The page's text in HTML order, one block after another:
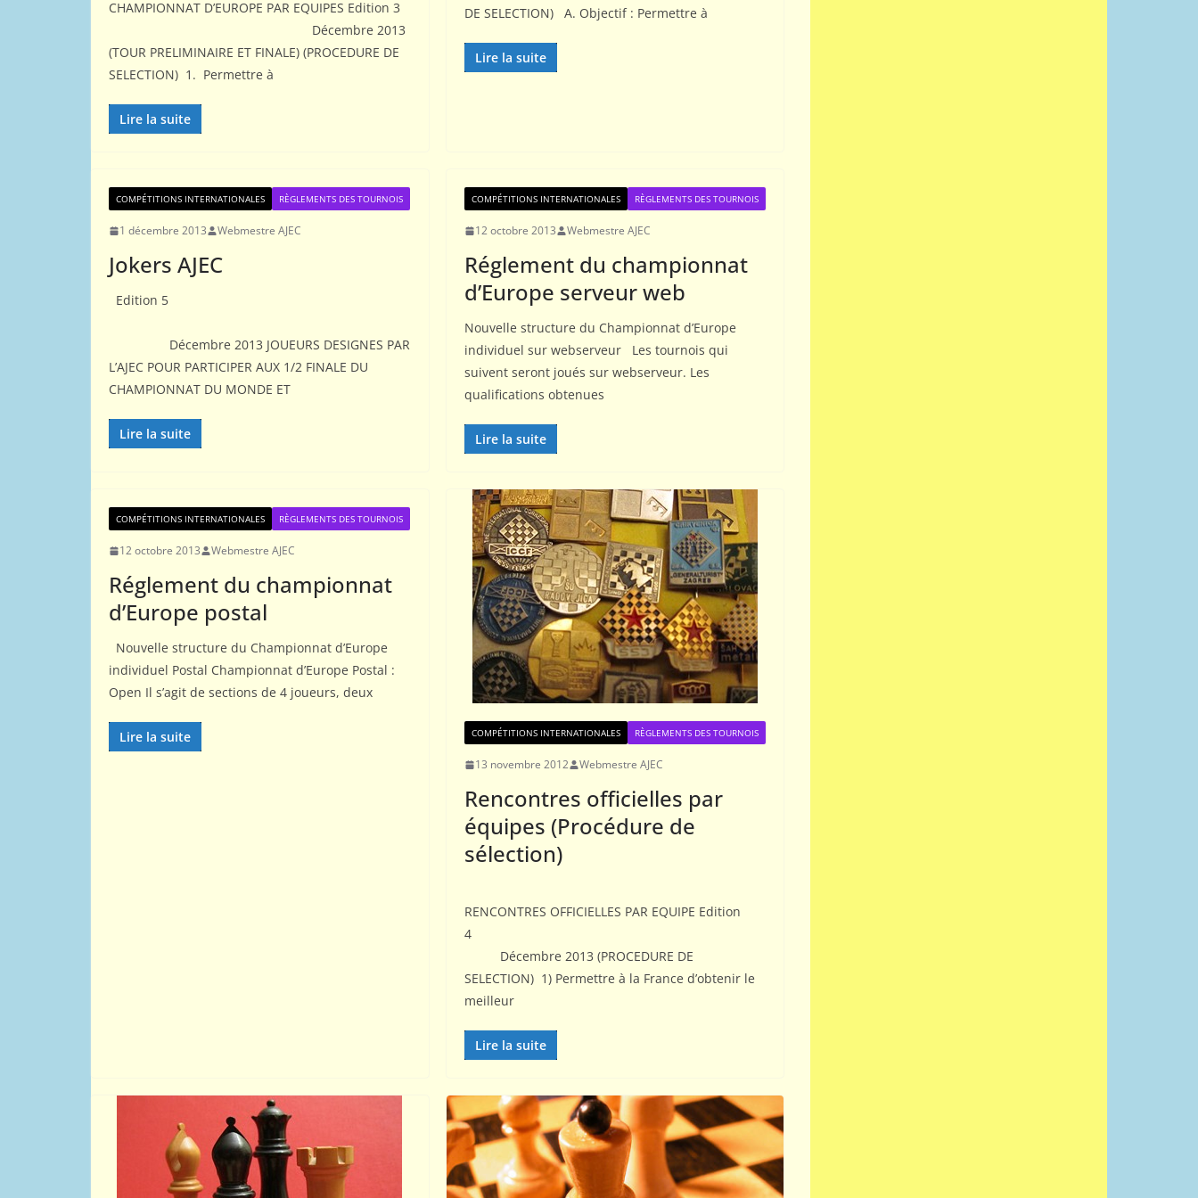
CHAMPIONNAT D’EUROPE PAR EQUIPES Edition 3
Décembre 2013
(TOUR PRELIMINAIRE ET FINALE) (PROCEDURE DE
SELECTION) 1. Permettre à
Lire la suite
DE SELECTION) A. Objectif : Permettre à
Lire la suite
COMPÉTITIONS INTERNATIONALES RÈGLEMENTS DES TOURNOIS
1 décembre 2013 Webmestre AJEC
Jokers AJEC
Edition 5
Décembre 2013 JOUEURS DESIGNES PAR
L’AJEC POUR PARTICIPER AUX 1/2 FINALE DU
CHAMPIONNAT DU MONDE ET
Lire la suite
COMPÉTITIONS INTERNATIONALES RÈGLEMENTS DES TOURNOIS
12 octobre 2013 Webmestre AJEC
Réglement du championnat
d’Europe serveur web
Nouvelle structure du Championnat d’Europe
individuel sur webserveur Les tournois qui
suivent seront joués sur webserveur. Les
qualifications obtenues
Lire la suite
COMPÉTITIONS INTERNATIONALES RÈGLEMENTS DES TOURNOIS
12 octobre 2013 Webmestre AJEC
Réglement du championnat
d’Europe postal
Nouvelle structure du Championnat d’Europe
individuel Postal Championnat d’Europe Postal :
Open Il s’agit de sections de 4 joueurs, deux
Lire la suite COMPÉTITIONS INTERNATIONALES RÈGLEMENTS DES TOURNOIS
13 novembre 2012 Webmestre AJEC
Rencontres officielles par
équipes (Procédure de
sélection)
RENCONTRES OFFICIELLES PAR EQUIPE Edition
4
Décembre 2013 (PROCEDURE DE
SELECTION) 1) Permettre à la France d’obtenir le
meilleur
Lire la suite